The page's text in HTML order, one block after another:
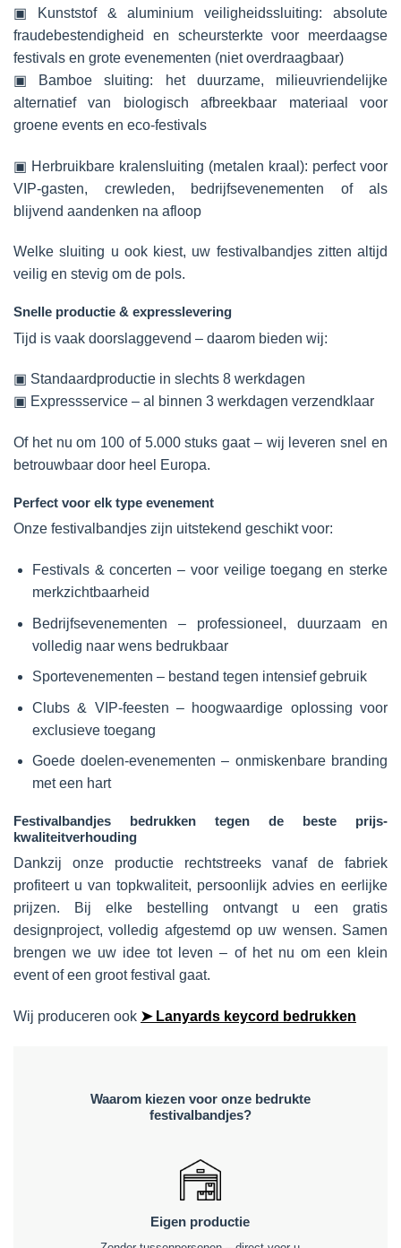
▣ Kunststof & aluminium veiligheidssluiting: absolute
fraudebestendigheid en scheursterkte voor meerdaagse
festivals en grote evenementen (niet overdraagbaar)
▣ Bamboe sluiting: het duurzame, milieuvriendelijke
alternatief van biologisch afbreekbaar materiaal voor
groene events en eco-festivals
▣ Herbruikbare kralensluiting (metalen kraal): perfect voor
VIP-gasten, crewleden, bedrijfsevenementen of als
blijvend aandenken na afloop
Welke sluiting u ook kiest, uw festivalbandjes zitten altijd
veilig en stevig om de pols.
Snelle productie & expresslevering
Tijd is vaak doorslaggevend – daarom bieden wij:
▣ Standaardproductie in slechts 8 werkdagen
▣ Expressservice – al binnen 3 werkdagen verzendklaar
Of het nu om 100 of 5.000 stuks gaat – wij leveren snel en
betrouwbaar door heel Europa.
Perfect voor elk type evenement
Onze festivalbandjes zijn uitstekend geschikt voor:
Festivals & concerten – voor veilige toegang en sterke
merkzichtbaarheid
Bedrijfsevenementen – professioneel, duurzaam en
volledig naar wens bedrukbaar
Sportevenementen – bestand tegen intensief gebruik
Clubs & VIP-feesten – hoogwaardige oplossing voor
exclusieve toegang
Goede doelen-evenementen – onmiskenbare branding
met een hart
Festivalbandjes bedrukken tegen de beste prijs-
kwaliteitverhouding
Dankzij onze productie rechtstreeks vanaf de fabriek
profiteert u van topkwaliteit, persoonlijk advies en eerlijke
prijzen. Bij elke bestelling ontvangt u een gratis
designproject, volledig afgestemd op uw wensen. Samen
brengen we uw idee tot leven – of het nu om een klein
event of een groot festival gaat.
Wij produceren ook ➤ Lanyards keycord bedrukken
Waarom kiezen voor onze bedrukte
festivalbandjes?
Eigen productie